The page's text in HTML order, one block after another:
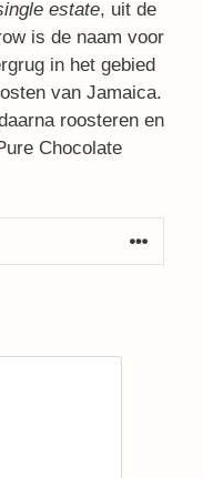
estate, uit de
is de naam voor
in het gebied
van Jamaica.
roosteren en
Chocolate